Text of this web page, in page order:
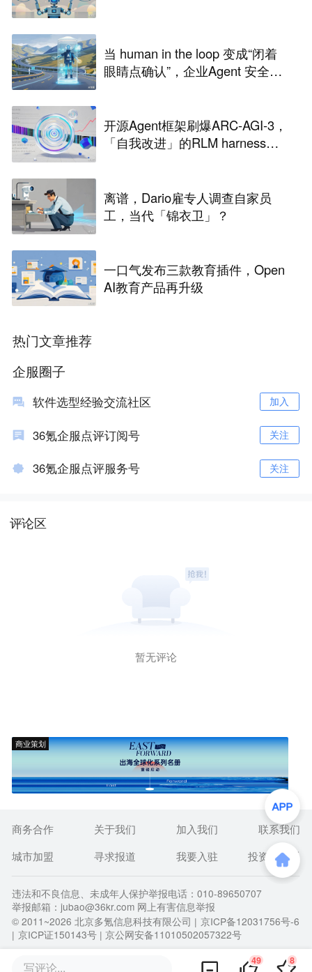
当 human in the loop 变成“闭着
眼睛点确认”，企业Agent 安全还
开源Agent框架刷爆ARC-AGI-3，
「自我改进」的RLM harness引
离谱，Dario雇专人调查自家员
工，当代「锦衣卫」？
一口气发布三款教育插件，Open
AI教育产品再升级
热门文章推荐
企服圈子
软件选型经验交流社区 加入
36氪企服点评订阅号 关注
36氪企服点评服务号 关注
评论区
暂无评论
商业策划
写评论... 49 8
商务合作 关于我们 加入我们
联系我们
城市加盟
寻求报道 我要入驻 投资者关系
违法和不良信息、未成年人保护举报电话：010-89650707
举报邮箱：jubao@36kr.com 网上有害信息举报
© 2011~2026 北京多氪信息科技有限公司 | 京ICP备12031756号-6
| 京ICP证150143号 | 京公网安备11010502057322号